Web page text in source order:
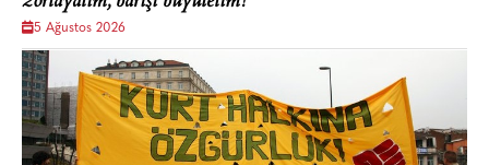
5 Ağustos 2026